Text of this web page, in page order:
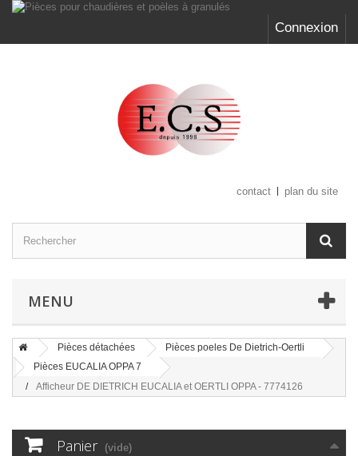
Connexion
contact plan du site
MENU
Pièces détachées
Pièces poeles De Dietrich-Oertli
Pièces EUCALIA OPPA 7
Afficheur DE DIETRICH EUCALIA et OERTLI OPPA - 7774126
Panier (vide)